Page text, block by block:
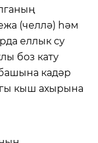
(челлә) һәм
еллык су
боз кату
кадәр
кыш ахырына